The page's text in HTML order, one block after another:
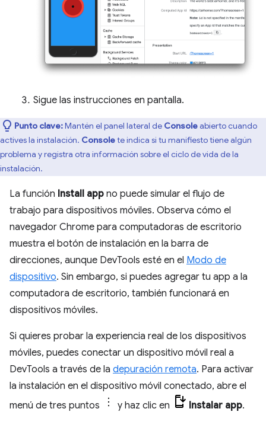
Sigue las instrucciones en pantalla.
Punto clave:Mantén el panel lateral de Consoleabierto cuando
actives la instalación. Consolete indica si tu manifiesto tiene algún
problema y registra otra información sobre el ciclo de vida de la
instalación.
La función Install app no puede simular el flujo de
trabajo para dispositivos móviles. Observa cómo el
navegador Chrome para computadoras de escritorio
muestra el botón de instalación en la barra de
direcciones, aunque DevTools esté en el Modo de
dispositivo. Sin embargo, si puedes agregar tu app a la
computadora de escritorio, también funcionará en
dispositivos móviles.
Si quieres probar la experiencia real de los dispositivos
móviles, puedes conectar un dispositivo móvil real a
DevTools a través de la depuración remota. Para activar
la instalación en el dispositivo móvil conectado, abre el
menú de tres puntos
y haz clic en Instalar app.